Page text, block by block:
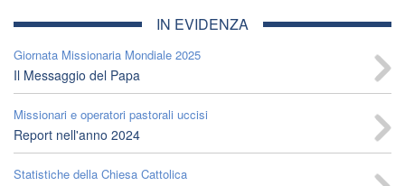
IN EVIDENZA
Giornata Missionaria Mondiale 2025
Il Messaggio del Papa
Missionari e operatori pastorali uccisi
Report nell'anno 2024
Statistiche della Chiesa Cattolica